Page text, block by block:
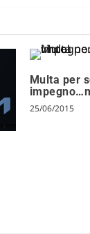
Multa per
25/06/2015